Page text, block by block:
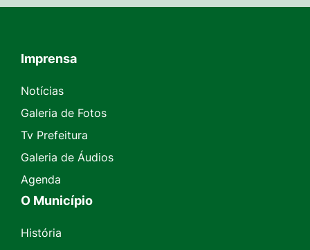
Seção do Rodapé e Contato
Imprensa
Notícias
Galeria de Fotos
Tv Prefeitura
Galeria de Áudios
Agenda
O Município
História